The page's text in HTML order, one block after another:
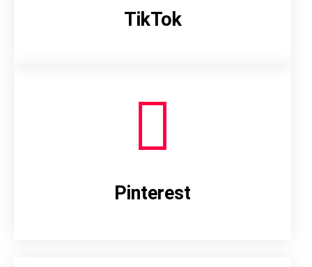
TikTok
Pinterest